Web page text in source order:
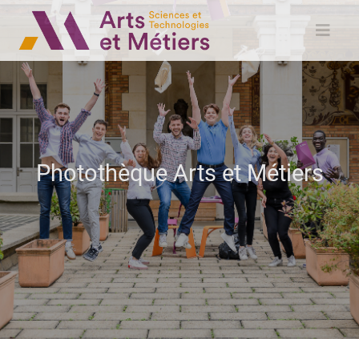
Photothèque Arts et Métiers